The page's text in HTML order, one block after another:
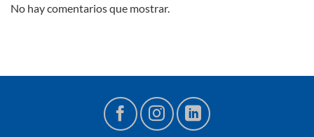
No hay comentarios que mostrar.